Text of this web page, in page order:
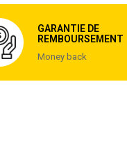
GARANTIE DE
REMBOURSEMENT
Money back